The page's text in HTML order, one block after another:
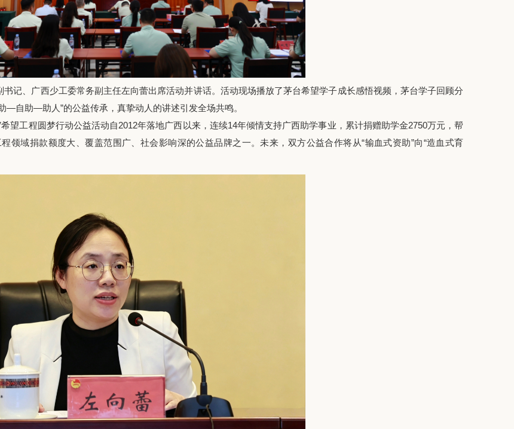
、广西少工委常务副主任左向蕾出席活动并讲话。活动现场播放了茅台希望学子成长感悟视频，茅台学子回顾分
—自助—助人”的公益传承，真挚动人的讲述引发全场共鸣。
工程圆梦行动公益活动自2012年落地广西以来，连续14年倾情支持广西助学事业，累计捐赠助学金2750万元，帮
领域捐款额度大、覆盖范围广、社会影响深的公益品牌之一。未来，双方公益合作将从“输血式资助”向“造血式育